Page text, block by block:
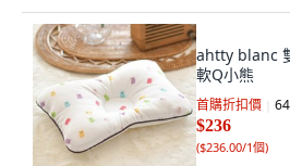
ahtty blanc
軟Q小熊
首購折扣價 64
$236
($236.00/1個)